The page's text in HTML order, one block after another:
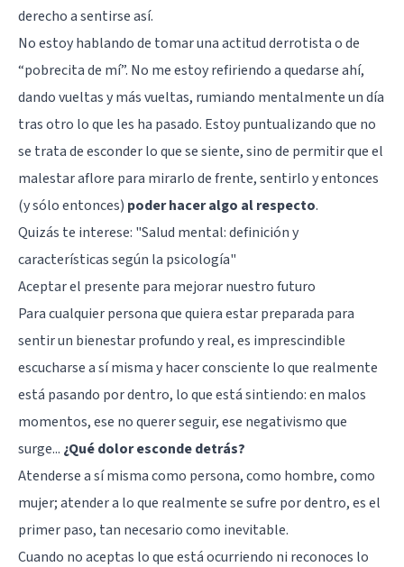
derecho a sentirse así.
No estoy hablando de tomar una actitud derrotista o de
“pobrecita de mí”. No me estoy refiriendo a quedarse ahí,
dando vueltas y más vueltas, rumiando mentalmente un día
tras otro lo que les ha pasado. Estoy puntualizando que no
se trata de esconder lo que se siente, sino de permitir que el
malestar aflore para mirarlo de frente, sentirlo y entonces
(y sólo entonces) poder hacer algo al respecto.
Quizás te interese: "Salud mental: definición y
características según la psicología"
Aceptar el presente para mejorar nuestro futuro
Para cualquier persona que quiera estar preparada para
sentir un bienestar profundo y real, es imprescindible
escucharse a sí misma y hacer consciente lo que realmente
está pasando por dentro, lo que está sintiendo: en malos
momentos, ese no querer seguir, ese negativismo que
surge... ¿Qué dolor esconde detrás?
Atenderse a sí misma como persona, como hombre, como
mujer; atender a lo que realmente se sufre por dentro, es el
primer paso, tan necesario como inevitable.
Cuando no aceptas lo que está ocurriendo ni reconoces lo